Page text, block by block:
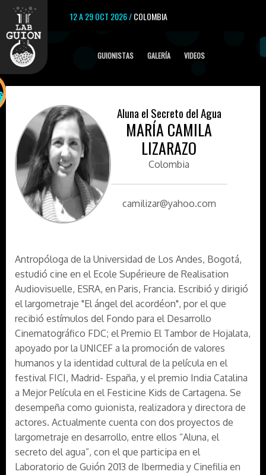
12 A 29 OCT 2026 /COLOMBIA
GUIONISTAS GALERÍA VIDEOS
Aluna el Secreto del Agua
MARÍA CAMILA
LIZARAZO
Colombia
camilizar@yahoo.com
Antropóloga de la Universidad de Los Andes, Bogotá,
estudió cine en el Ecole Supérieure de Realisation
Audiovisuelle, ESRA, en Paris, Francia. Escribió y dirigió
el largometraje "El ángel del acordéon", por el que
recibió estímulos del Fondo para el Desarrollo
Cinematográfico FDC; el Premio El Tambor de Hojalata,
apoyado por la UNICEF a la promoción de valores
humanos y la identidad cultural de la película en el
festival FICI, Madrid- España, y el premio India Catalina
a Mejor Película en el Festicine Kids de Cartagena. Se
desempeña como guionista, realizadora y directora de
actores. Actualmente cuenta con dos proyectos de
largometraje en desarrollo, entre ellos “Aluna, el
secreto del agua”, con el que participa en el
Laboratorio de Guión 2013 de Ibermedia y Cinefilia en